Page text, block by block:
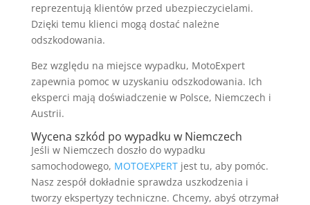
reprezentują klientów przed ubezpieczycielami.
Dzięki temu klienci mogą dostać należne
odszkodowania.
Bez względu na miejsce wypadku, MotoExpert
zapewnia pomoc w uzyskaniu odszkodowania. Ich
eksperci mają doświadczenie w Polsce, Niemczech i
Austrii.
Wycena szkód po wypadku w Niemczech
Jeśli w Niemczech doszło do wypadku
samochodowego, MOTOEXPERTjest tu, aby pomóc.
Nasz zespół dokładnie sprawdza uszkodzenia i
tworzy ekspertyzy techniczne. Chcemy, abyś otrzymał